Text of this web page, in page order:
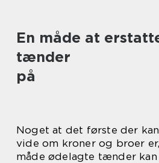
En måde at
tænder
på
Noget at det første der
vide om kroner og broer
måde ødelagte tænder kan